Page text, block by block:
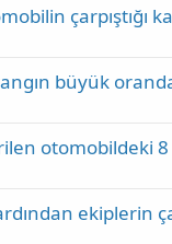
çarpıştığı
büyük
otomobildeki 8
ekiplerin